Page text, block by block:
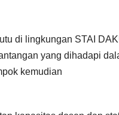
di lingkungan STAI
yang dihadapi
kemudian